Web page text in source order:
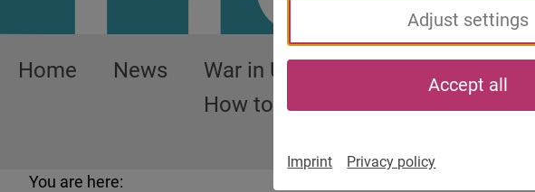
Adjust settings
Accept all
Imprint Privacy policy
Home News
War in Ukraine –
How to help
the situation?
You are here: